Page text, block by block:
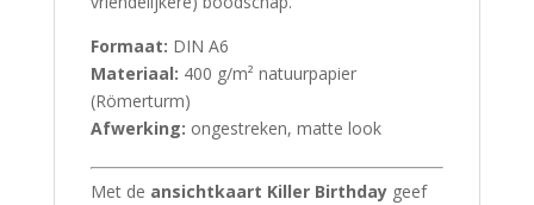
Formaat: DIN A6
Materiaal: 400 g/m² natuurpapier
(Römerturm)
Afwerking: ongestreken, matte look
Met de ansichtkaart Killer Birthdaygeef